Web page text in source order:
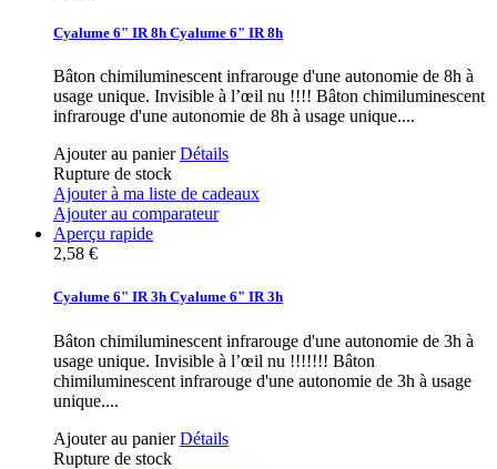
Cyalume 6" IR 8h Cyalume 6" IR 8h
Bâton chimiluminescent infrarouge d'une autonomie de 8h à
usage unique. Invisible à l’œil nu !!!! Bâton chimiluminescent
infrarouge d'une autonomie de 8h à usage unique....
Ajouter au panier Détails
Rupture de stock
Ajouter à ma liste de cadeaux
Ajouter au comparateur
Aperçu rapide
2,58 €
Cyalume 6" IR 3h Cyalume 6" IR 3h
Bâton chimiluminescent infrarouge d'une autonomie de 3h à
usage unique. Invisible à l’œil nu !!!!!!! Bâton
chimiluminescent infrarouge d'une autonomie de 3h à usage
unique....
Ajouter au panier Détails
Rupture de stock